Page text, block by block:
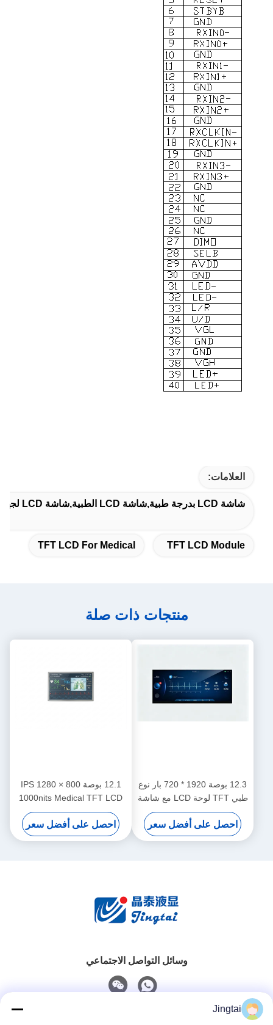
العلامات:
شاشة LCD بدرجة طبية,شاشة LCD الطبية,شاشة LCD لجهاز طبي
TFT LCD Module
TFT LCD For Medical
منتجات ذات صلة
12.3 بوصة 1920 * 720 بار نوع
طبي TFT لوحة LCD مع شاشة
لمسة CTP
احصل على أفضل سعر
12.1 بوصة IPS 1280 × 800
1000nits Medical TFT LCD
Touch Display Module
احصل على أفضل سعر
وسائل التواصل الاجتماعي
Jingtai